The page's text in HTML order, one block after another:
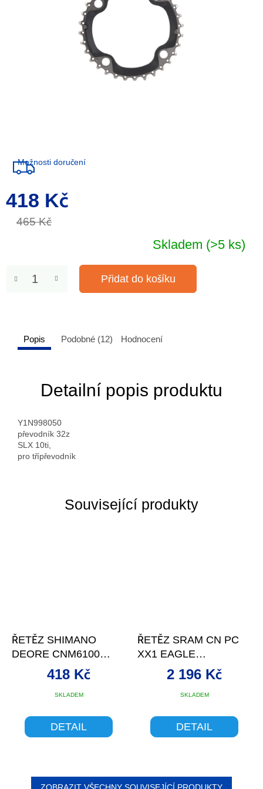
465 Kč
418 Kč
Měrná
cena:
Skladem (>5 ks)
Možnosti doručení
Přidat do košíku
Související produkty
ŘETĚZ SHIMANO
DEORE CNM6100
12S+SPOJKA 116Č
produktu
SKLADEM
418 Kč
DETAIL
ŘETĚZ SRAM CN PC
XX1 EAGLE
12S+SPOJKA 126Č BK
SKLADEM
2 196 Kč
DETAIL
Popis Podobné (12) Hodnocení
Detailní popis produktu
Y1N998050
převodník 32z
SLX 10ti,
pro třípřevodník